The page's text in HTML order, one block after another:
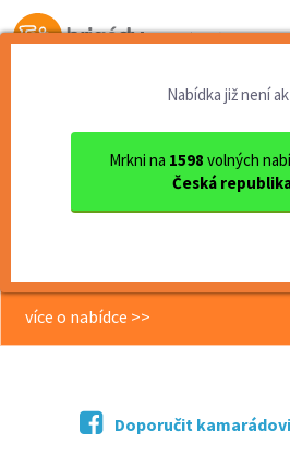
Od první brigády
Nabídka již není
Mrkni na 1598 volných
Česká
Moravskoslezský kraj
Nový Jičín
Kurýr pro FOODORA,
Kurýr pro
více o nabídce >>
Doporučit kamarádovi